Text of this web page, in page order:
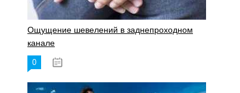
Ощущение шевелений в заднепроходном
канале
0